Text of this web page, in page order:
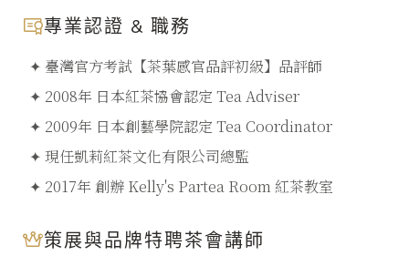
專業認證 & 職務
✦ 臺灣官方考試【茶葉感官品評初級】品評師
✦ 2008年 日本紅茶協會認定 Tea Adviser
✦ 2009年 日本創藝學院認定 Tea Coordinator
✦ 現任凱莉紅茶文化有限公司總監
✦ 2017年 創辦 Kelly's Partea Room 紅茶教室
策展與品牌特聘茶會講師